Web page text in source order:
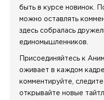
быть в курсе новинок.
можно оставлять
здесь собралась
единомышленников.
Присоединяйтесь к
оживает в каждом
комментируйте, следите
открывайте новые